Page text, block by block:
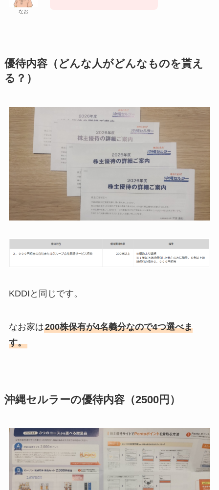
なお
優待内容（どんな人がどんなものを貰え
る？）
KDDIと同じです。
なお家は200株保有が4名義分なので4つ選べま
す。
沖縄セルラーの優待内容（2500円）